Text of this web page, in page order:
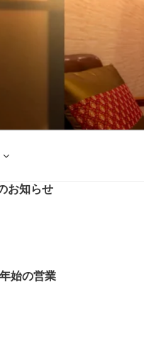
お知らせ
始の営業